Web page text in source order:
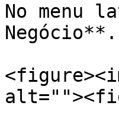
No menu
Negócio**.